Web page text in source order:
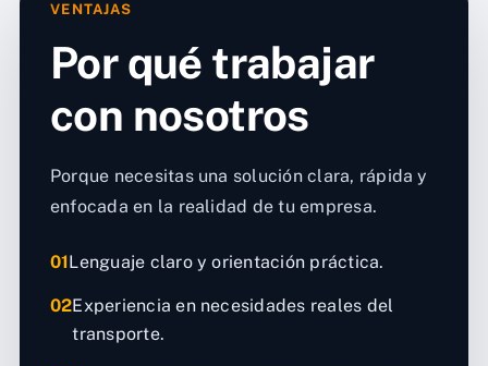
VENTAJAS
Por qué trabajar
con nosotros
Porque necesitas una solución clara, rápida y
enfocada en la realidad de tu empresa.
01Lenguaje claro y orientación práctica.
02Experiencia en necesidades reales del
transporte.